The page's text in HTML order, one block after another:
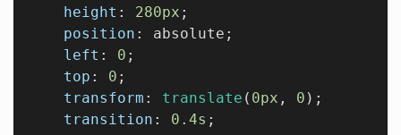
height : 280px ;
position : absolute;
left : 0 ;
top : 0 ;
transform : translate ( 0px , 0 );
transition : 0.4s ;